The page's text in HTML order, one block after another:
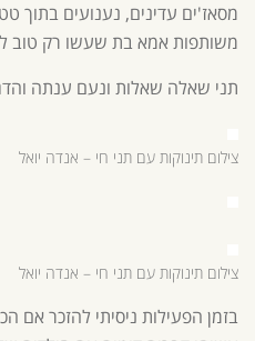
מסאז'ים עדינים, נענועים בתוך
משותפות אמא בת שעשו רק טוב
תני שאלה שאלות ונעם ענתה
צילום תינוקות עם תני חי – אנדה יואל
צילום תינוקות עם תני חי – אנדה יואל
בזמן הפעילות ניסיתי להזכר אם